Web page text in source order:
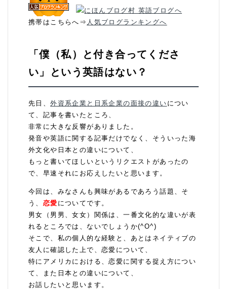
携帯はこちらへ⇒ 人気ブログランキングへ
「僕（私）と付き合ってくださ
い」という英語はない？
先日、外資系企業と日系企業の面接の違い につい
て、記事を書いたところ、
非常に大きな反響がありました。
発音や英語に関する記事だけでなく、そういった海
外文化や日本との違いについて、
もっと書いてほしいというリクエストがあったの
で、早速それにお応えしたいと思います。
今回は、みなさんも興味があるであろう話題、そ
う、 恋愛 についてです。
男女（男男、女女）関係は、一番文化的な違いが表
れるところでは、ないでしょうか(^O^)
そこで、私の個人的な経験と、あとはネイティブの
友人に確認した上で、恋愛について、
特にアメリカにおける、恋愛に関する捉え方につい
て、また日本との違いについて、
お話したいと思います。